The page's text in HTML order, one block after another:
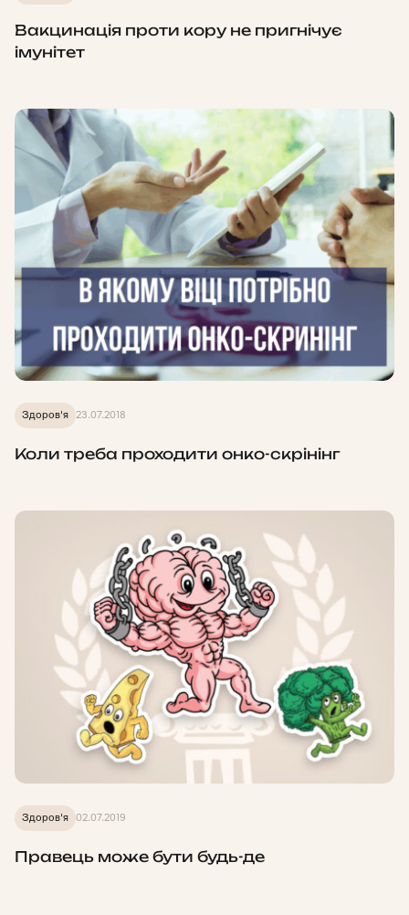
Вакцинація проти кору не пригнічує
імунітет
Здоров'я 23.07.2018
Коли треба проходити онко-скрінінг
Здоров'я 02.07.2019
Правець може бути будь-де